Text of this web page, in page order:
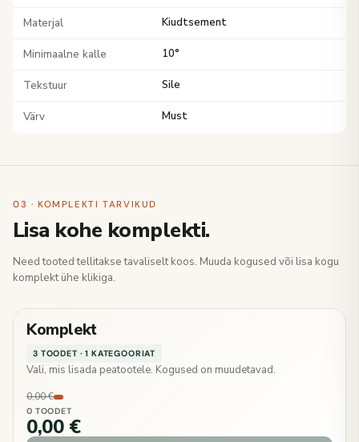
Materjal Kiudtsement
Minimaalne kalle 10°
Tekstuur Sile
Värv Must
03 · KOMPLEKTI TARVIKUD
Lisa kohe komplekti.
Need tooted tellitakse tavaliselt koos. Muuda kogused või lisa kogu
komplekt ühe klikiga.
Komplekt
3 TOODET · 1 KATEGOORIAT
Vali, mis lisada peatootele. Kogused on muudetavad.
0,00 €
0 TOODET
0,00 €